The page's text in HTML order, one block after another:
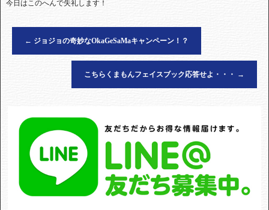
今日はこのへんで失礼します！
← ジョジョの奇妙なOkaGeSaMaキャンペーン！？
こちらくまもんフェイスブック応答せよ・・・ →